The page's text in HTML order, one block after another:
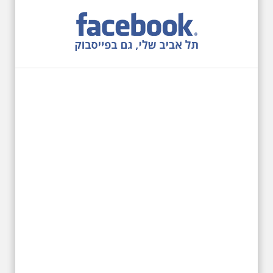
10:00 מיוחד לציון 13
שנים לפטירת הזמר. סיור
- עטור מצחך זהב שחור
תחנות תל אביביות מחייו
מתאים גם למשפחות